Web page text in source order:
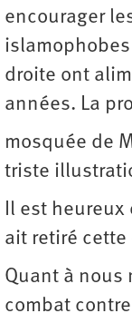
encourager
droite ont
années. La
mosquée de
triste
Il est heureux
ait retiré
Quant à nous
combat